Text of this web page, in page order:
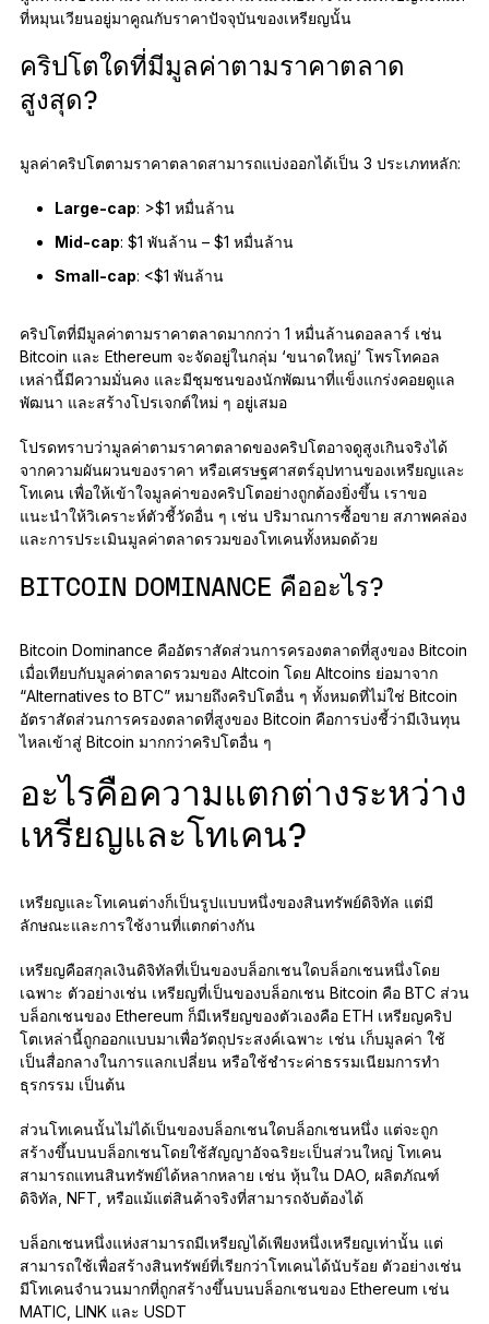
ที่หมุนเวียนอยู่มาคูณกับราคาปัจจุบันของเหรียญนั้น
คริปโตใดที่มีมูลค่าตามราคาตลาด
สูงสุด?
มูลค่าคริปโตตามราคาตลาดสามารถแบ่งออกได้เป็น 3 ประเภทหลัก:
Large-cap: >$1 หมื่นล้าน
Mid-cap: $1 พันล้าน – $1 หมื่นล้าน
Small-cap: <$1 พันล้าน
คริปโตที่มีมูลค่าตามราคาตลาดมากกว่า 1 หมื่นล้านดอลลาร์ เช่น
Bitcoin และ Ethereum จะจัดอยู่ในกลุ่ม ‘ขนาดใหญ่’ โพรโทคอล
เหล่านี้มีความมั่นคง และมีชุมชนของนักพัฒนาที่แข็งแกร่งคอยดูแล
พัฒนา และสร้างโปรเจกต์ใหม่ ๆ อยู่เสมอ
โปรดทราบว่ามูลค่าตามราคาตลาดของคริปโตอาจดูสูงเกินจริงได้
จากความผันผวนของราคา หรือเศรษฐศาสตร์อุปทานของเหรียญและ
โทเคน เพื่อให้เข้าใจมูลค่าของคริปโตอย่างถูกต้องยิ่งขึ้น เราขอ
แนะนำให้วิเคราะห์ตัวชี้วัดอื่น ๆ เช่น ปริมาณการซื้อขาย สภาพคล่อง
และการประเมินมูลค่าตลาดรวมของโทเคนทั้งหมดด้วย
BITCOIN DOMINANCE คืออะไร?
Bitcoin Dominance คืออัตราสัดส่วนการครองตลาดที่สูงของ Bitcoin
เมื่อเทียบกับมูลค่าตลาดรวมของ Altcoin โดย Altcoins ย่อมาจาก
“Alternatives to BTC” หมายถึงคริปโตอื่น ๆ ทั้งหมดที่ไม่ใช่ Bitcoin
อัตราสัดส่วนการครองตลาดที่สูงของ Bitcoin คือการบ่งชี้ว่ามีเงินทุน
ไหลเข้าสู่ Bitcoin มากกว่าคริปโตอื่น ๆ
อะไรคือความแตกต่างระหว่าง
เหรียญและโทเคน?
เหรียญและโทเคนต่างก็เป็นรูปแบบหนึ่งของสินทรัพย์ดิจิทัล แต่มี
ลักษณะและการใช้งานที่แตกต่างกัน
เหรียญคือสกุลเงินดิจิทัลที่เป็นของบล็อกเชนใดบล็อกเชนหนึ่งโดย
เฉพาะ ตัวอย่างเช่น เหรียญที่เป็นของบล็อกเชน Bitcoin คือ BTC ส่วน
บล็อกเชนของ Ethereum ก็มีเหรียญของตัวเองคือ ETH เหรียญคริป
โตเหล่านี้ถูกออกแบบมาเพื่อวัตถุประสงค์เฉพาะ เช่น เก็บมูลค่า ใช้
เป็นสื่อกลางในการแลกเปลี่ยน หรือใช้ชำระค่าธรรมเนียมการทำ
ธุรกรรม เป็นต้น
ส่วนโทเคนนั้นไม่ได้เป็นของบล็อกเชนใดบล็อกเชนหนึ่ง แต่จะถูก
สร้างขึ้นบนบล็อกเชนโดยใช้สัญญาอัจฉริยะเป็นส่วนใหญ่ โทเคน
สามารถแทนสินทรัพย์ได้หลากหลาย เช่น หุ้นใน DAO, ผลิตภัณฑ์
ดิจิทัล, NFT, หรือแม้แต่สินค้าจริงที่สามารถจับต้องได้
บล็อกเชนหนึ่งแห่งสามารถมีเหรียญได้เพียงหนึ่งเหรียญเท่านั้น แต่
สามารถใช้เพื่อสร้างสินทรัพย์ที่เรียกว่าโทเคนได้นับร้อย ตัวอย่างเช่น
มีโทเคนจำนวนมากที่ถูกสร้างขึ้นบนบล็อกเชนของ Ethereum เช่น
MATIC, LINK และ USDT